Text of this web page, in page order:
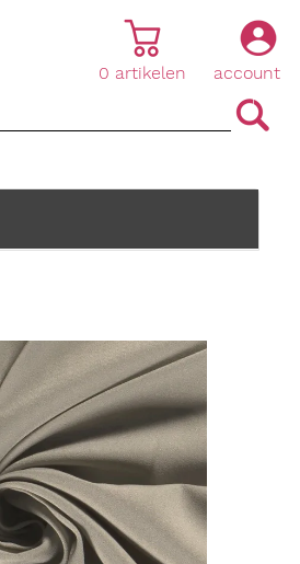
account
|
0 artikelen